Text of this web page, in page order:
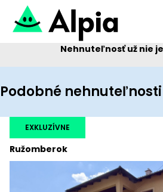
Nehnuteľnosť už nie
Podobné nehnuteľnosti
Ružomberok
EXKLUZÍVNE